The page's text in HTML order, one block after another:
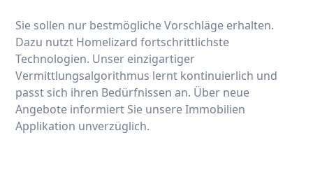
Sie sollen nur bestmögliche Vorschläge erhalten.
Dazu nutzt Homelizard fortschrittlichste
Technologien. Unser einzigartiger
Vermittlungsalgorithmus lernt kontinuierlich und
passt sich ihren Bedürfnissen an. Über neue
Angebote informiert Sie unsere Immobilien
Applikation unverzüglich.